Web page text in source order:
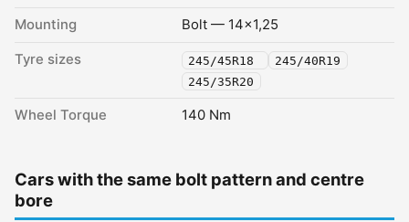
Mounting Bolt — 14x1,25
Tyre sizes 245/45R18
245/40R19
245/35R20
Wheel Torque 140 Nm
Cars with the same bolt pattern and centre
bore